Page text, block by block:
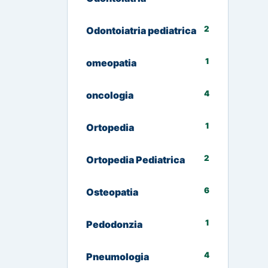
Odontoiatria pediatrica 2
omeopatia 1
oncologia 4
Ortopedia 1
Ortopedia Pediatrica 2
Osteopatia 6
Pedodonzia 1
Pneumologia 4